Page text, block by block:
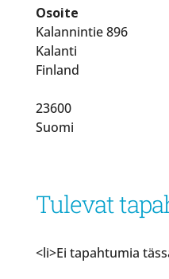
Osoite
Kalannintie 896
Kalanti
Finland
23600
Suomi
Tulevat
<li>Ei tapahtumia